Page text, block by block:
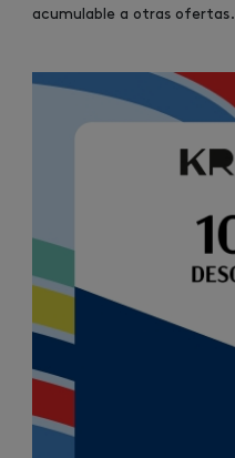
acumulable a otras ofertas.
Image